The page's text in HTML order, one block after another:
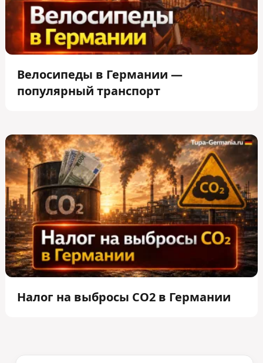
Велосипеды в Германии —
популярный транспорт
Налог на выбросы CO2 в Германии